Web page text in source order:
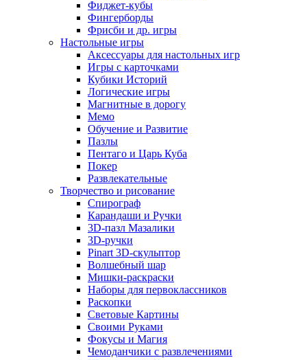
Фиджет-кубы
Фингерборды
Фрисби и др. игры
Настольные игры
Аксессуары для настольных игр
Игры с карточками
Кубики Историй
Логические игры
Магнитные в дорогу
Мемо
Обучение и Развитие
Пазлы
Пентаго и Царь Куба
Покер
Развлекательные
Творчество и рисование
Спирограф
Карандаши и Ручки
3D-пазл Мазалики
3D-ручки
Pinart 3D-скульптор
Волшебный шар
Мишки-раскраски
Наборы для первоклассников
Раскопки
Световые Картины
Своими Руками
Фокусы и Магия
Чемоданчики с развлечениями